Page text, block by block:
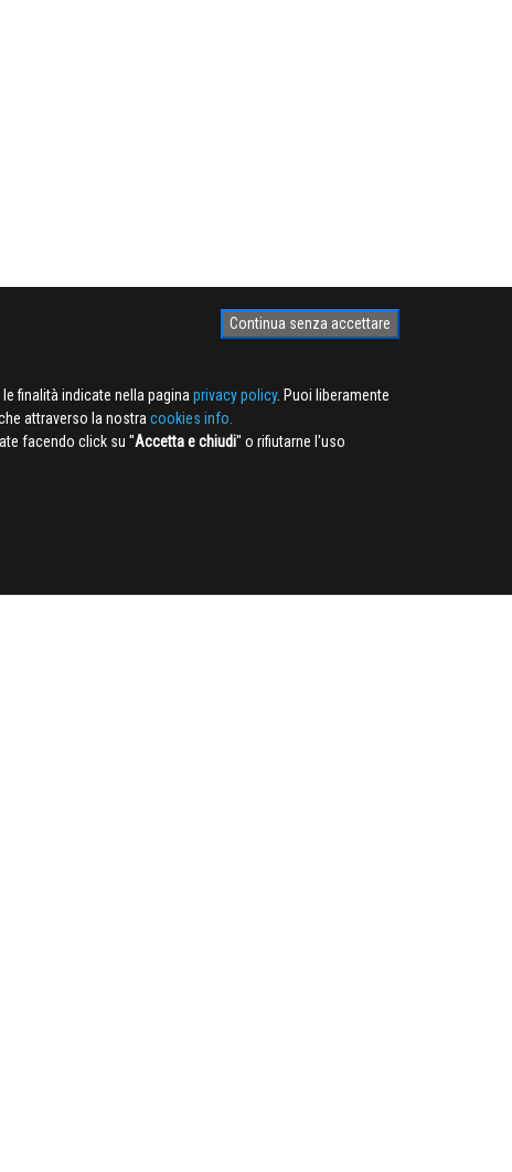
Continua senza accettare
finalità indicate nella pagina privacy policy. Puoi liberamente
attraverso la nostra cookies info.
facendo click su ''Accetta e chiudi'' o rifiutarne l'uso